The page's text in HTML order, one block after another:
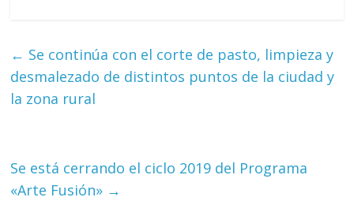
← Se continúa con el corte de pasto, limpieza y
desmalezado de distintos puntos de la ciudad y
la zona rural
Se está cerrando el ciclo 2019 del Programa
«Arte Fusión» →